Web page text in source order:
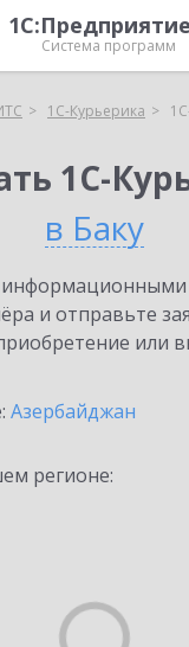
Система программ
1С-Курьерика
1С-
в Баку
информационными
и отправьте
или
Азербайджан
регионе: